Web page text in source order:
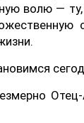
волю —